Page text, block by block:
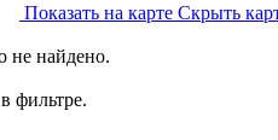
Показать на карте Скрыть
не найдено.
фильтре.